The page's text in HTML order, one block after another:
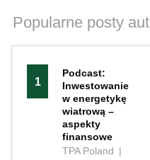
Popularne posty
1
Podcast:
Inwestowanie
w energetykę
wiatrową –
aspekty
finansowe
TPA Poland |